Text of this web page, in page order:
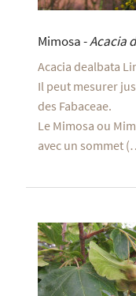
Mimosa -Acacia
Acacia dealbata
Il peut mesurer
des Fabaceae.
Le Mimosa ou
avec un sommet